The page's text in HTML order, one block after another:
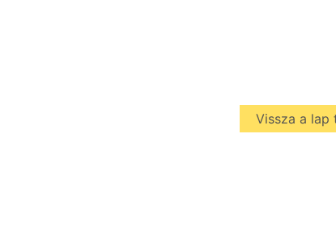
Vissza a lap